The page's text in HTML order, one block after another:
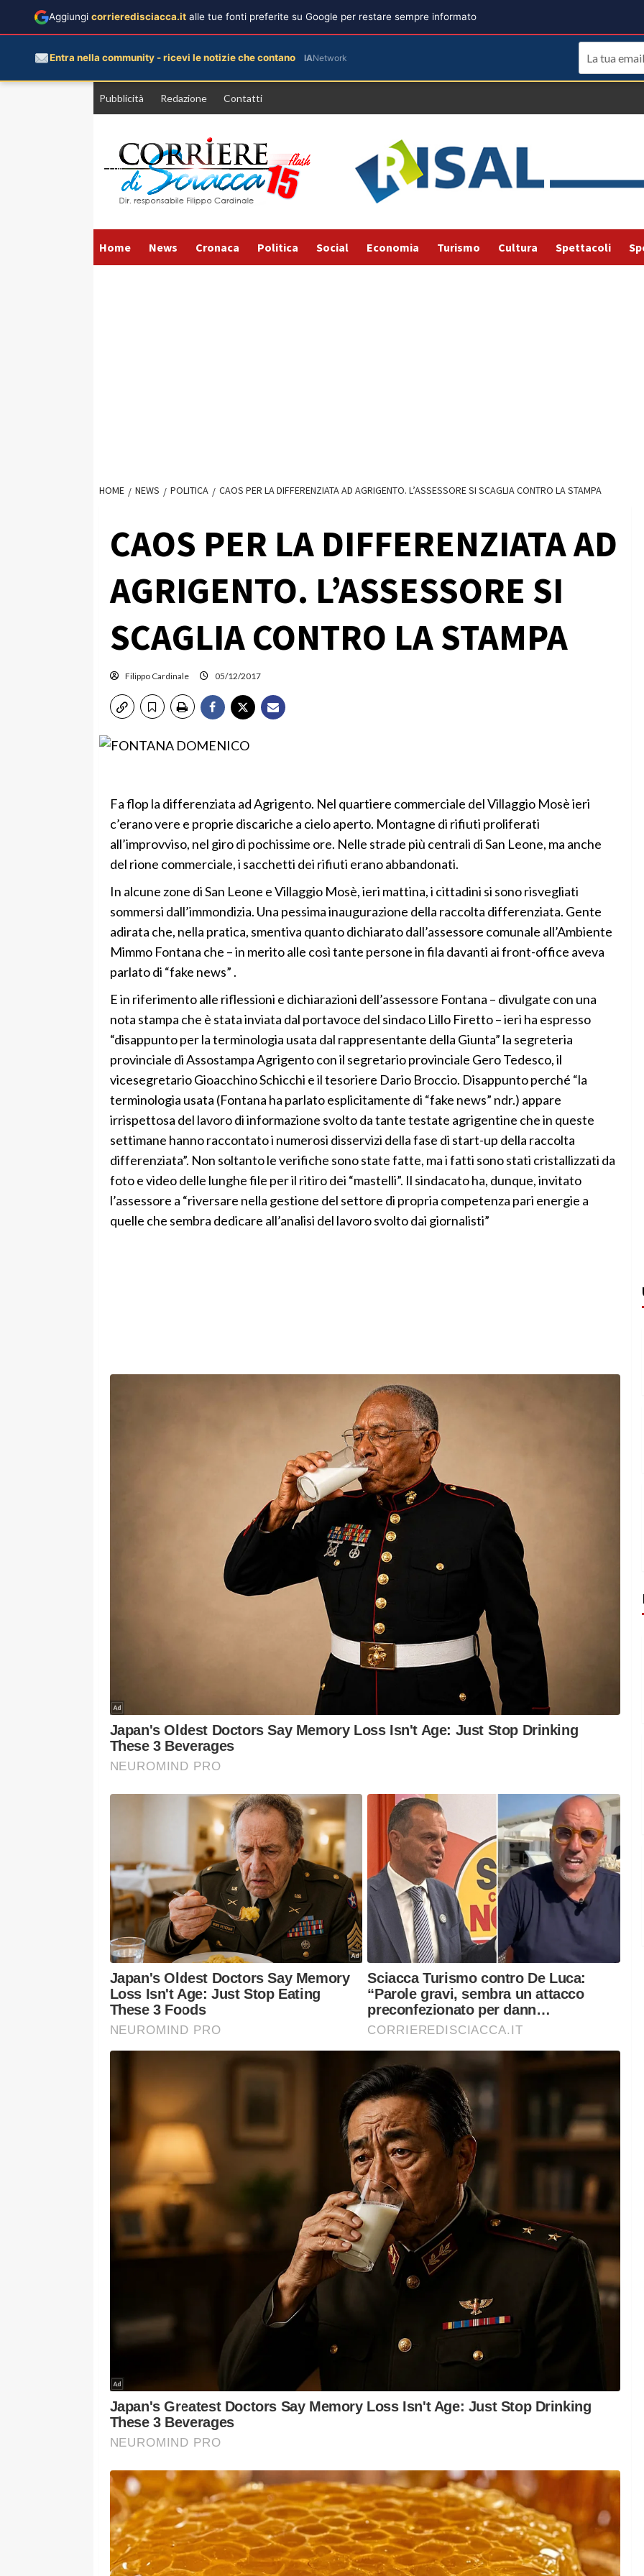
Pubblicità Redazione Contatti
Home News Cronaca Politica Social Economia Turismo Cultura Spettacoli
HOME NEWS POLITICA CAOS PER LA DIFFERENZIATA AD AGRIGENTO. L’ASSESSORE SI SCAGLIA CONTRO LA STAMPA
CAOS PER LA DIFFERENZIATA AD
AGRIGENTO. L’ASSESSORE SI
SCAGLIA CONTRO LA STAMPA
Filippo Cardinale 05/12/2017
Fa flop la differenziata ad Agrigento. Nel quartiere commerciale del Villaggio Mosè ieri
c’erano vere e proprie discariche a cielo aperto. Montagne di rifiuti proliferati
all’improvviso, nel giro di pochissime ore. Nelle strade più centrali di San Leone, ma anche
del rione commerciale, i sacchetti dei rifiuti erano abbandonati.
In alcune zone di San Leone e Villaggio Mosè, ieri mattina, i cittadini si sono risvegliati
sommersi dall’immondizia. Una pessima inaugurazione della raccolta differenziata. Gente
adirata che, nella pratica, smentiva quanto dichiarato dall’assessore comunale all’Ambiente
Mimmo Fontana che – in merito alle così tante persone in fila davanti ai front-office aveva
parlato di “fake news” .
E in riferimento alle riflessioni e dichiarazioni dell’assessore Fontana – divulgate con una
nota stampa che è stata inviata dal portavoce del sindaco Lillo Firetto – ieri ha espresso
“disappunto per la terminologia usata dal rappresentante della Giunta” la segreteria
provinciale di Assostampa Agrigento con il segretario provinciale Gero Tedesco, il
vicesegretario Gioacchino Schicchi e il tesoriere Dario Broccio. Disappunto perché “la
terminologia usata (Fontana ha parlato esplicitamente di “fake news” ndr.) appare
irrispettosa del lavoro di informazione svolto da tante testate agrigentine che in queste
settimane hanno raccontato i numerosi disservizi della fase di start-up della raccolta
differenziata”. Non soltanto le verifiche sono state fatte, ma i fatti sono stati cristallizzati da
foto e video delle lunghe file per il ritiro dei “mastelli”. Il sindacato ha, dunque, invitato
l’assessore a “riversare nella gestione del settore di propria competenza pari energie a
quelle che sembra dedicare all’analisi del lavoro svolto dai giornalisti”
Aggiungi corrieredisciacca.it alle tue fonti preferite su Google per restare sempre informato
Entra nella community - ricevi le notizie che contano IANetwork